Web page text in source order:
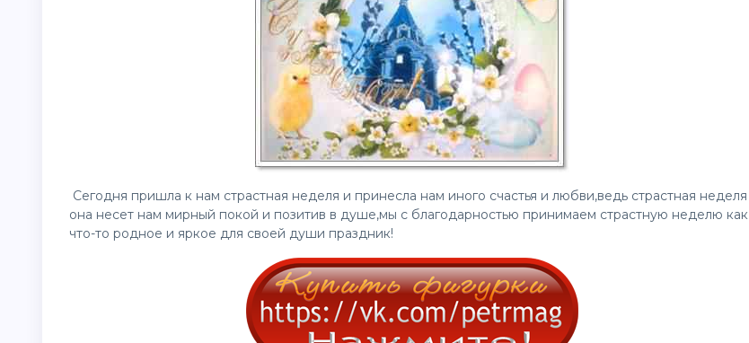
Сегодня пришла к нам страстная неделя и принесла нам иного счастья и любви,ведь страстная неделя
она несет нам мирный покой и позитив в душе,мы с благодарностью принимаем страстную неделю как
что-то родное и яркое для своей души праздник!